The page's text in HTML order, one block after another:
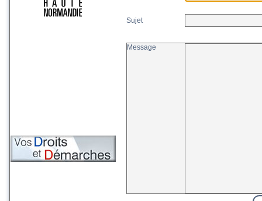
Sujet
Message